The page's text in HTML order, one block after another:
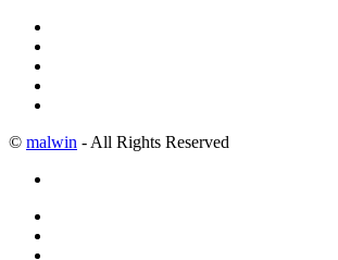
© malwin - All Rights Reserved